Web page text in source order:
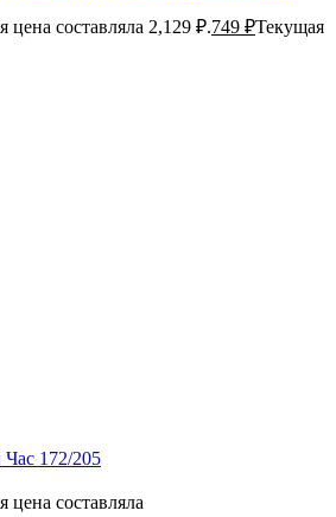
цена составляла 2,129 ₽.749 ₽Текущая
172/205
цена составляла